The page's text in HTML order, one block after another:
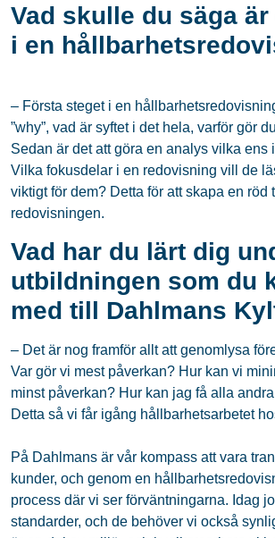
Vad skulle du säga
i en
– Första steget i en
”why”, vad är syftet i det hela, varför gör
Sedan är det att göra en analys vilka ens
Vilka fokusdelar i en redovisning vill de
viktigt för dem? Detta för att skapa en röd
redovisningen.
Vad har du lärt dig
utbildningen som du
med till Dahlmans
– Det är nog framför allt att genomlysa
Var gör vi mest påverkan? Hur kan vi
minst påverkan? Hur kan jag få alla
Detta så vi får igång hållbarhetsarbetet
På Dahlmans är vår kompass att vara
kunder, och genom en
process där vi ser förväntningarna. Idag
standarder, och de behöver vi också